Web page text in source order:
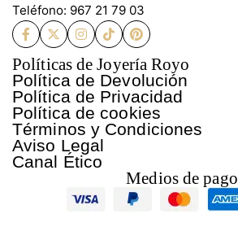
Teléfono: 967 21 79 03
Políticas de Joyería Royo
Política de Devolución
Política de Privacidad
Política de cookies
Términos y Condiciones
Aviso Legal
Canal Ético
Medios de pago